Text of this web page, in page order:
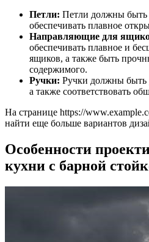
Петли: Петли должны
обеспечивать плавное
Направляющие для
обеспечивать плавное и
ящиков, а также быть
содержимого.
Ручки: Ручки должны быть
а также соответствовать
На странице https://
найти еще больше вариантов
Особенности
кухни с барной